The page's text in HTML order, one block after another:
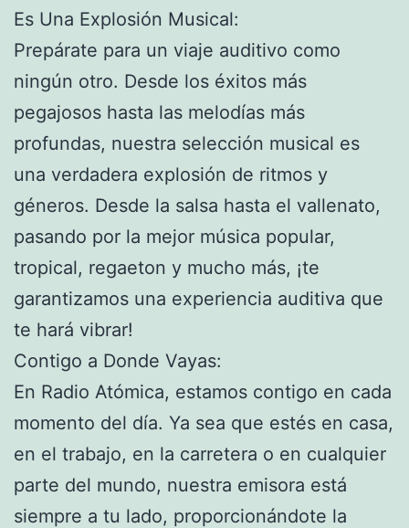
Es Una Explosión Musical:
Prepárate para un viaje auditivo como
ningún otro. Desde los éxitos más
pegajosos hasta las melodías más
profundas, nuestra selección musical es
una verdadera explosión de ritmos y
géneros. Desde la salsa hasta el vallenato,
pasando por la mejor música popular,
tropical, regaeton y mucho más, ¡te
garantizamos una experiencia auditiva que
te hará vibrar!
Contigo a Donde Vayas:
En Radio Atómica, estamos contigo en cada
momento del día. Ya sea que estés en casa,
en el trabajo, en la carretera o en cualquier
parte del mundo, nuestra emisora está
siempre a tu lado, proporcionándote la